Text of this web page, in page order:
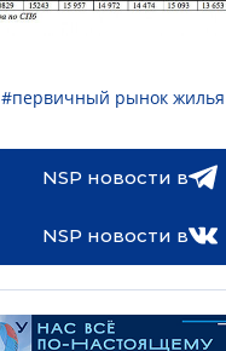
#первичный рынок жилья
NSP новости в
NSP новости в